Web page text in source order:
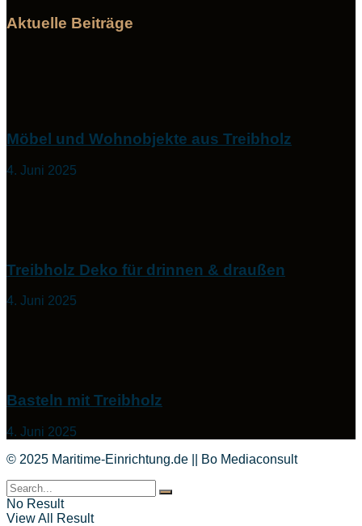
Aktuelle Beiträge
Möbel und Wohnobjekte aus Treibholz
4. Juni 2025
Treibholz Deko für drinnen & draußen
4. Juni 2025
Basteln mit Treibholz
4. Juni 2025
© 2025 Maritime-Einrichtung.de || Bo Mediaconsult
No Result
View All Result